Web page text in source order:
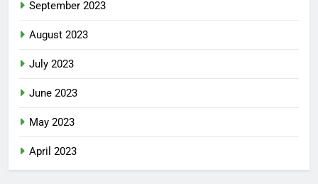
September 2023
August 2023
July 2023
June 2023
May 2023
April 2023